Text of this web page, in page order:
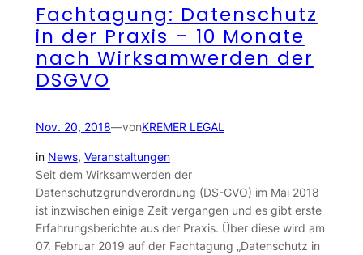
Fachtagung: Datenschutz
in der Praxis – 10 Monate
nach Wirksamwerden der
DSGVO
Nov. 20, 2018—vonKREMER LEGAL
in News, Veranstaltungen
Seit dem Wirksamwerden der
Datenschutzgrundverordnung (DS-GVO) im Mai 2018
ist inzwischen einige Zeit vergangen und es gibt erste
Erfahrungsberichte aus der Praxis. Über diese wird am
07. Februar 2019 auf der Fachtagung „Datenschutz in